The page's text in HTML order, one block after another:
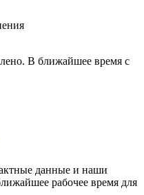
В ближайшее время с
данные и наши
рабочее время для